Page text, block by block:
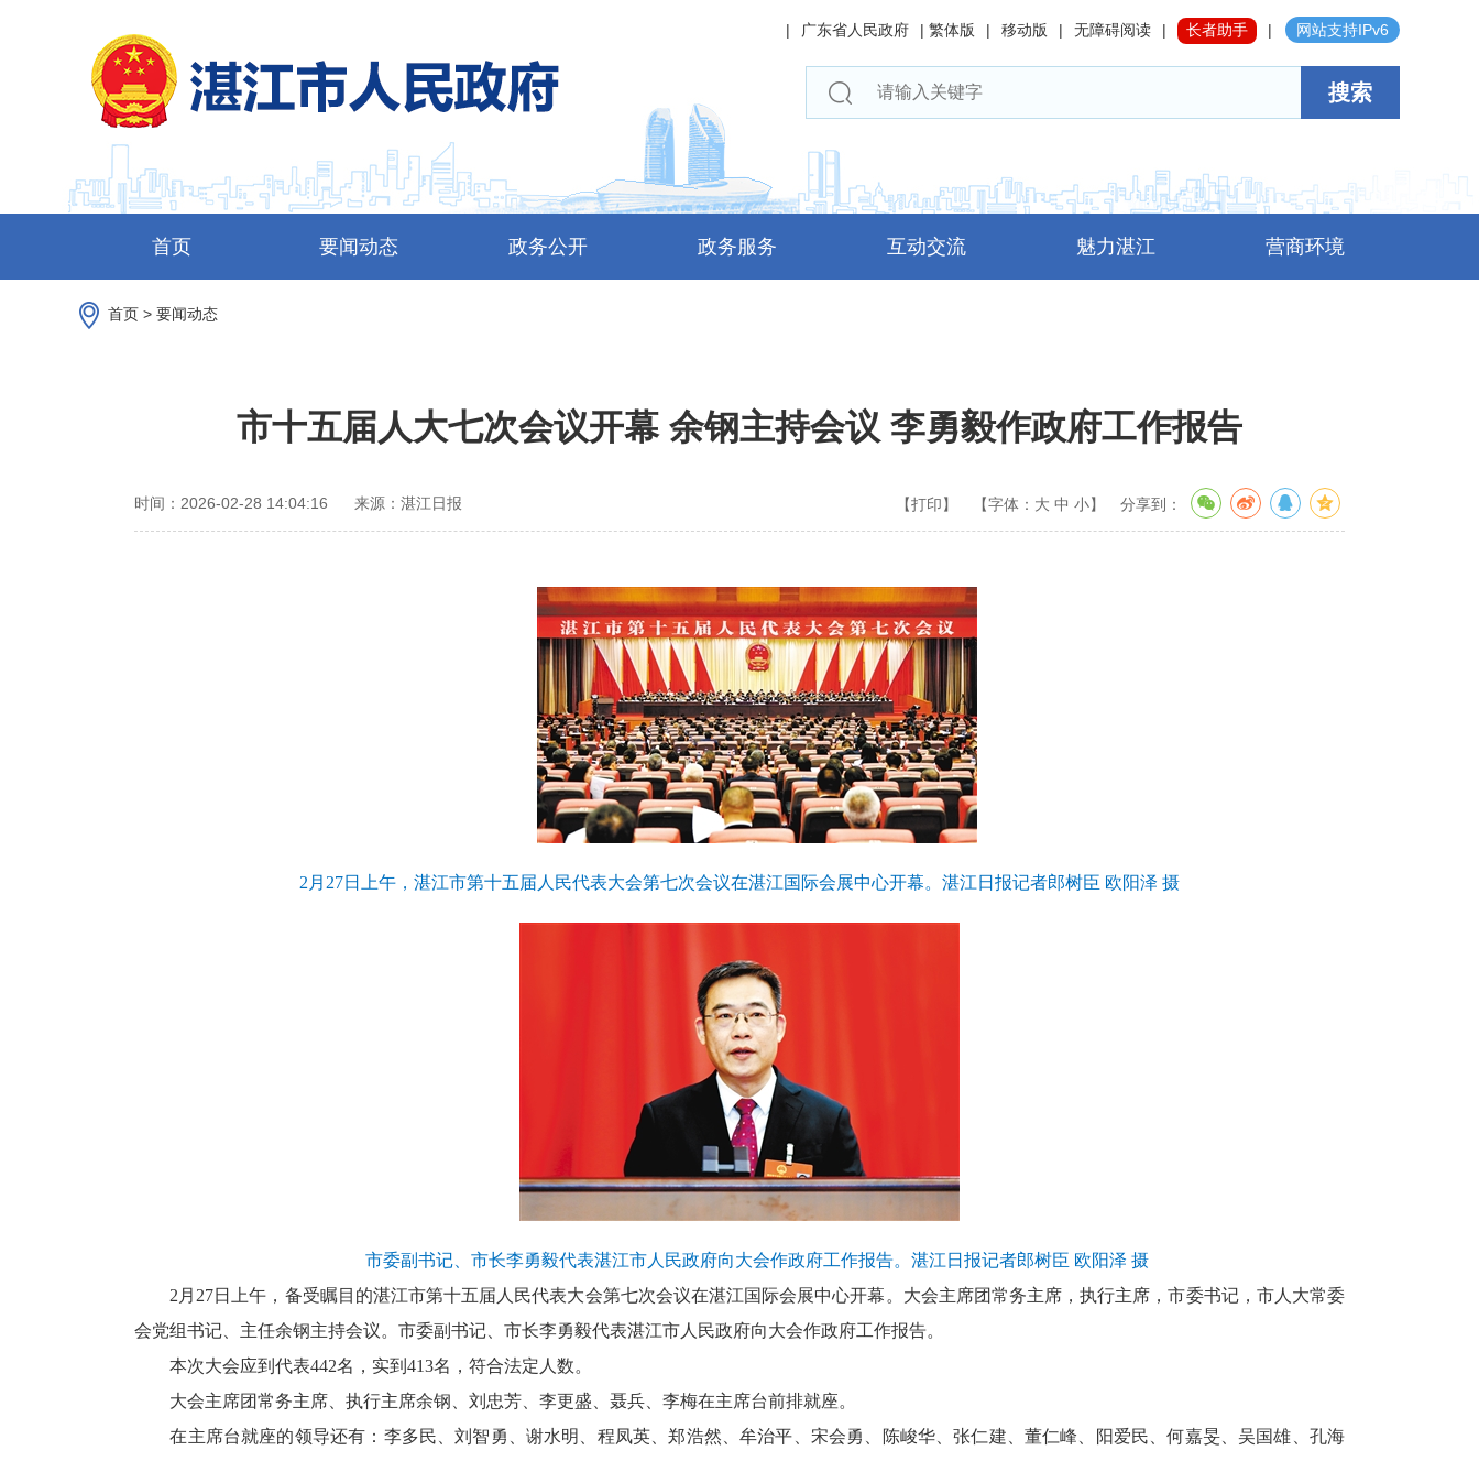
| 广东省人民政府 | 繁体版 | 移动版 | 无障碍阅读 | 长者助手 | 网站支持IPv6
搜索
首页 要闻动态 政务公开 政务服务 互动交流 魅力湛江 营商环境
首页 > 要闻动态
市十五届人大七次会议开幕 余钢主持会议 李勇毅作政府工作报告
时间：2026-02-28 14:04:16 来源：湛江日报 【打印】 【字体： 大 中 小】 分享到：
2月27日上午，湛江市第十五届人民代表大会第七次会议在湛江国际会展中心开幕。湛江日报记者郎树臣 欧阳泽 摄
市委副书记、市长李勇毅代表湛江市人民政府向大会作政府工作报告。湛江日报记者郎树臣 欧阳泽 摄
2月27日上午，备受瞩目的湛江市第十五届人民代表大会第七次会议在湛江国际会展中心开幕。大会主席团常务主席，执行主席，市委书记，市人大常委
会党组书记、主任余钢主持会议。市委副书记、市长李勇毅代表湛江市人民政府向大会作政府工作报告。
本次大会应到代表442名，实到413名，符合法定人数。
大会主席团常务主席、执行主席余钢、刘忠芳、李更盛、聂兵、李梅在主席台前排就座。
在主席台就座的领导还有：李多民、刘智勇、谢水明、程凤英、郑浩然、牟治平、宋会勇、陈峻华、张仁建、董仁峰、阳爱民、何嘉旻、吴国雄、孔海